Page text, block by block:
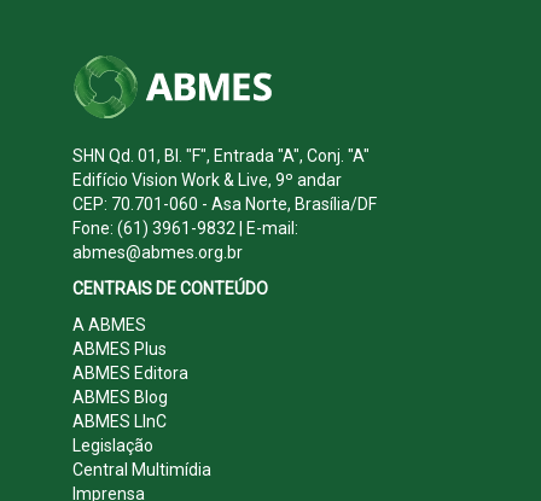
SHN Qd. 01, Bl. "F", Entrada "A", Conj. "A"
Edifício Vision Work & Live, 9º andar
CEP: 70.701-060 - Asa Norte, Brasília/DF
Fone: (61) 3961-9832 | E-mail:
abmes@abmes.org.br
CENTRAIS DE CONTEÚDO
A ABMES
ABMES Plus
ABMES Editora
ABMES Blog
ABMES LInC
Legislação
Central Multimídia
Imprensa